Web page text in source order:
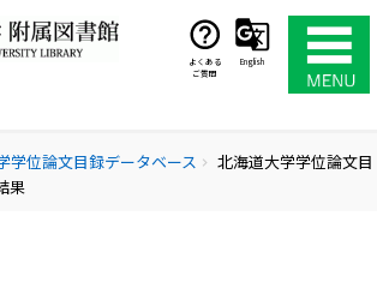
よくある
ご質問
English
学位論文目録データベース chevron_right
北海道大学学位論文目
果